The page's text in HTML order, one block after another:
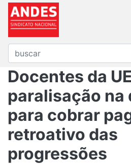
Docentes da
paralisação na
para cobrar
retroativo das
progressões